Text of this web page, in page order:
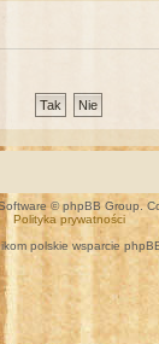
© phpBB Group.
Polityka prywatności
polskie wsparcie